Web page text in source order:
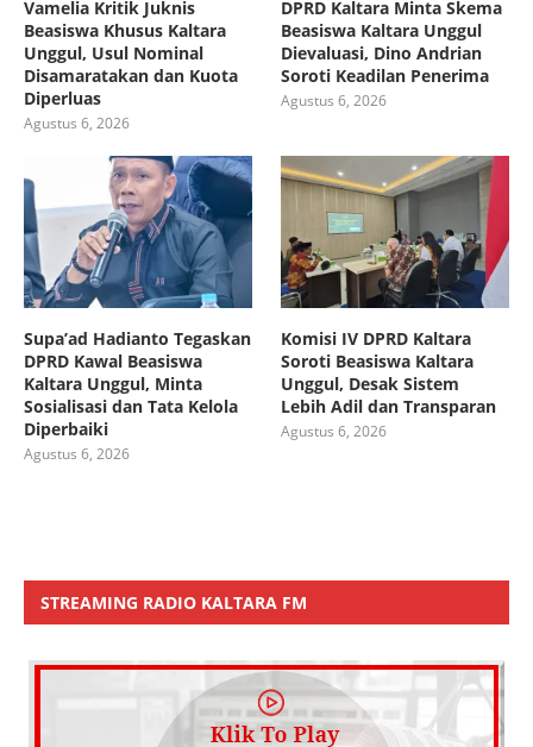
Vamelia Kritik Juknis
Beasiswa Khusus Kaltara
Unggul, Usul Nominal
Disamaratakan dan Kuota
Diperluas
Agustus 6, 2026
DPRD Kaltara Minta Skema
Beasiswa Kaltara Unggul
Dievaluasi, Dino Andrian
Soroti Keadilan Penerima
Agustus 6, 2026
Supa’ad Hadianto Tegaskan
DPRD Kawal Beasiswa
Kaltara Unggul, Minta
Sosialisasi dan Tata Kelola
Diperbaiki
Agustus 6, 2026
Komisi IV DPRD Kaltara
Soroti Beasiswa Kaltara
Unggul, Desak Sistem
Lebih Adil dan Transparan
Agustus 6, 2026
STREAMING RADIO KALTARA FM